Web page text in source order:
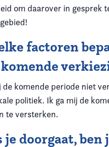
om daarover in gesprek
factoren
de komende periode niet
politiek. Ik ga mij de
te versterken.
je doorgaat,